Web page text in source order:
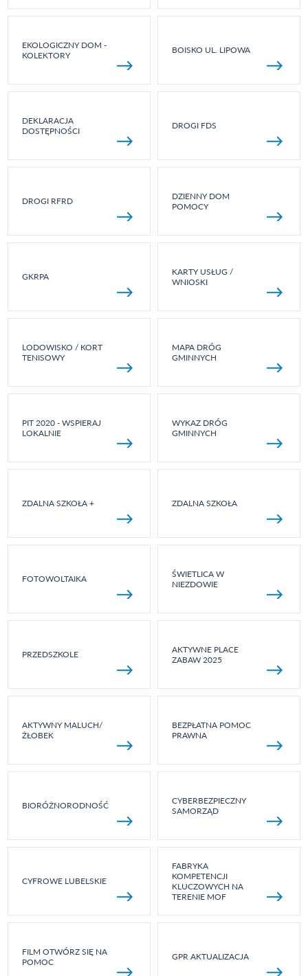
EKOLOGICZNY DOM -
KOLEKTORY
BOISKO UL. LIPOWA
DEKLARACJA
DOSTĘPNOŚCI
DROGI FDS
DROGI RFRD
DZIENNY DOM
POMOCY
GKRPA
KARTY USŁUG /
WNIOSKI
LODOWISKO / KORT
TENISOWY
MAPA DRÓG
GMINNYCH
PIT 2020 - WSPIERAJ
LOKALNIE
WYKAZ DRÓG
GMINNYCH
ZDALNA SZKOŁA + ZDALNA SZKOŁA
FOTOWOLTAIKA
ŚWIETLICA W
NIEZDOWIE
PRZEDSZKOLE
AKTYWNE PLACE
ZABAW 2025
AKTYWNY MALUCH/
ŻŁOBEK
BEZPŁATNA POMOC
PRAWNA
BIORÓŻNORODNOŚĆ
CYBERBEZPIECZNY
SAMORZĄD
CYFROWE LUBELSKIE
FABRYKA
KOMPETENCJI
KLUCZOWYCH NA
TERENIE MOF
FILM OTWÓRZ SIĘ NA
POMOC
GPR AKTUALIZACJA